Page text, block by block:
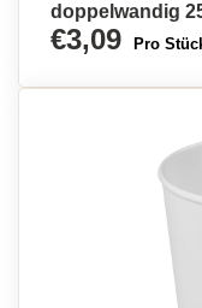
doppelwandig
€3,09 Pro